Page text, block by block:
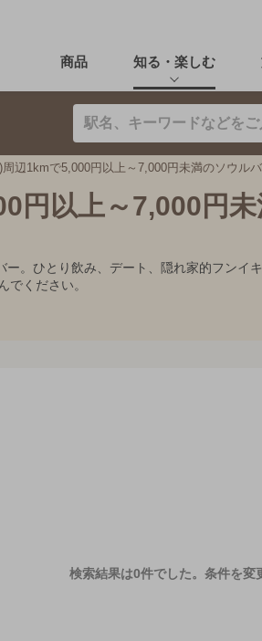
商品 知る・楽しむ
辺1kmで5,000円以上～7,000円未満のソウル
円以上～7,000円
。ひとり飲み、デート、隠れ家的フンイ
ください。
検索結果は0件でした。 条件を変